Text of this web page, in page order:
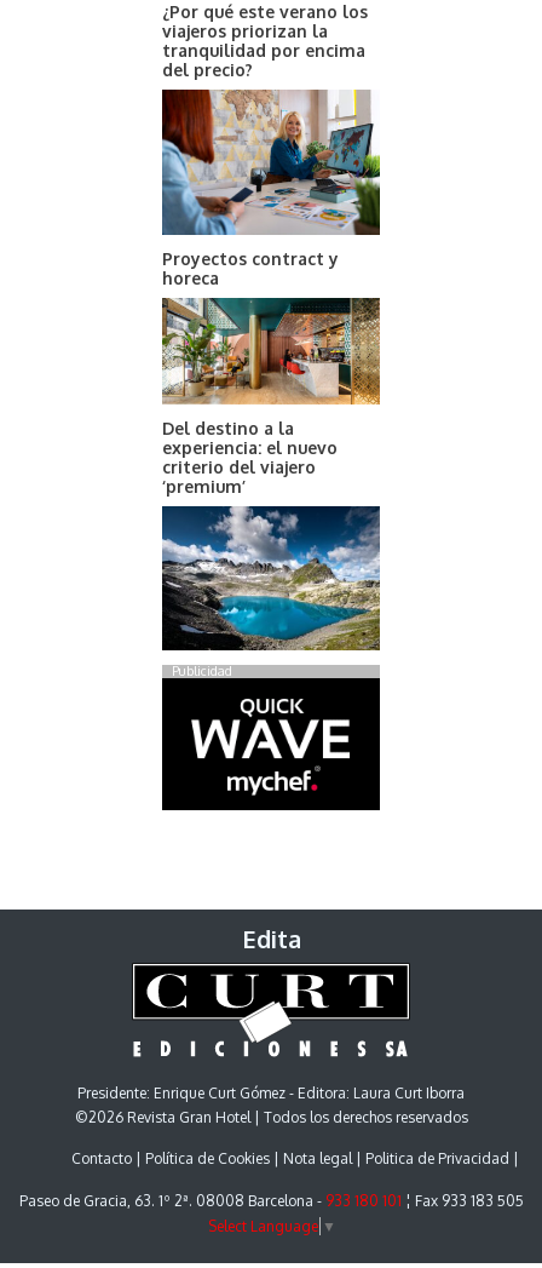
¿Por qué este verano los
viajeros priorizan la
tranquilidad por encima
del precio?
Proyectos contract y
horeca
Del destino a la
experiencia: el nuevo
criterio del viajero
‘premium’
Publicidad
Edita
Presidente: Enrique Curt Gómez - Editora: Laura Curt Iborra
©2026 Revista Gran Hotel | Todos los derechos reservados
Contacto Política de Cookies Nota legal Politica de Privacidad
Paseo de Gracia, 63. 1º 2ª. 08008 Barcelona - 933 180 101 ¦ Fax 933 183 505
Select Language ▼